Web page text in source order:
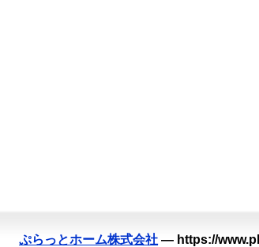
ぷらっとホーム株式会社 — https://